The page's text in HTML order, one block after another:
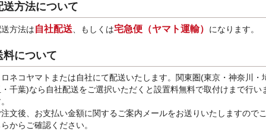
送方法について
方法は自社配送、もしくは宅急便（ヤマト運輸） になります。
料について
ネコヤマトまたは自社にて配送いたします。関東圏(東京・神奈川・
千葉)なら自社配送をご選択いただくと設置料無料で取付けまで行い
文後、お支払い金額に関するご案内メールをお送りいたしますので
からご確認ください。